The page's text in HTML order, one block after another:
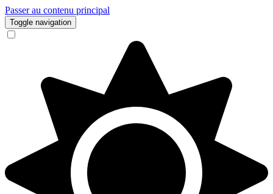
Passer au contenu principal
Toggle navigation